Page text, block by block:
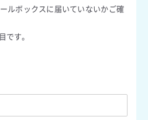
ルボックスに届いていないかご確
です。